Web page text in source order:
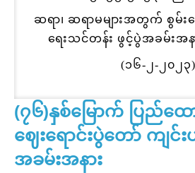
ဆရာ၊ ဆရာမများအတွက် စွမ်
ရေးသင်တန်း ဖွင့်ပွဲအခမ်းအနာ
(၁၆-၂-၂၀၂၃)
(၇၆)နှစ်မြောက် ပြည်ထ
ဈေးရောင်းပွဲတော် ကျင်းပ
အခမ်းအနား